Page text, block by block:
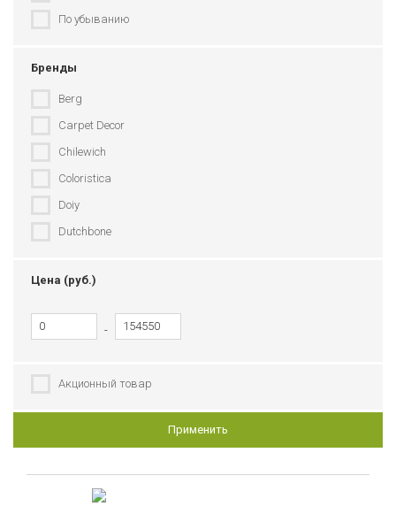
По убыванию
Бренды
Berg
Carpet Decor
Chilewich
Coloristica
Doiy
Dutchbone
Fatboy
Fermob
Flexa
House Doctor
MeroWings
Цена (руб.)
-
Акционный товар
Применить